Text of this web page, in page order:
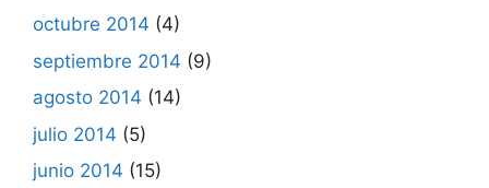
octubre 2014 (4)
septiembre 2014 (9)
agosto 2014 (14)
julio 2014 (5)
junio 2014 (15)